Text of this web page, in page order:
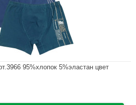
95%хлопок 5%эластан цвет